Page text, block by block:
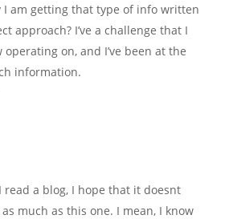
I am getting that type of info written
approach? I’ve a challenge that I
on, and I’ve been at the
information.
read a blog, I hope that it doesnt
much as this one. I mean, I know